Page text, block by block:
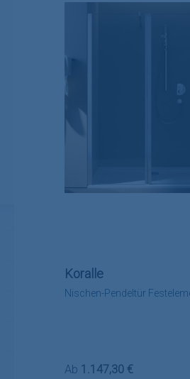
Nischen-Pendeltür
Koralle
Regulärer Preis:
Ab 1.147,30 €